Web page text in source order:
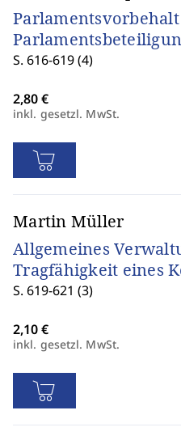
S. 616-619 (4)
inkl. gesetzl. MwSt.
Martin Müller
Allgemeines
Tragfähigkeit eines
S. 619-621 (3)
inkl. gesetzl. MwSt.